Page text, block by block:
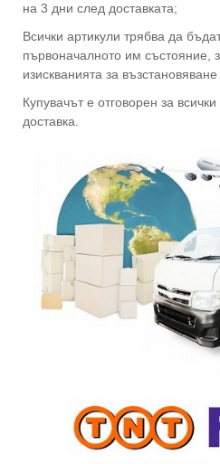
на 3 дни след доставката;
Всички артикули трябва да
първоначалното им състояние,
изискванията за
Купувачът е отговорен за
доставка.